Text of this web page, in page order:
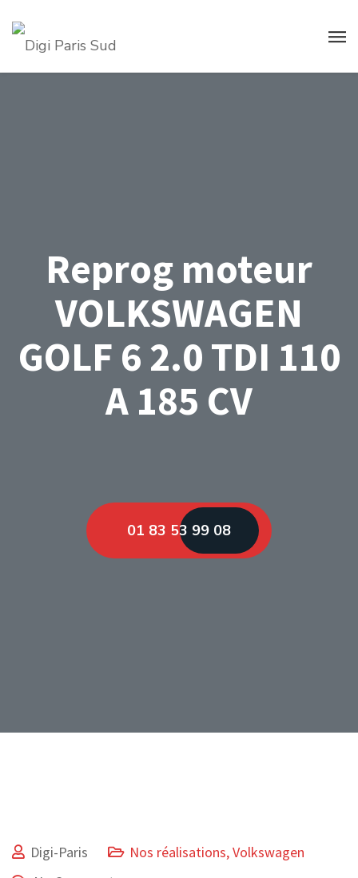
Reprog moteur
VOLKSWAGEN
GOLF 6 2.0 TDI 110
A 185 CV
01 83 53 99 08
Digi-Paris Nos réalisations,Volkswagen